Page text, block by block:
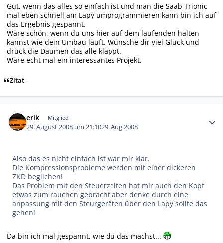
Gut, wenn das alles so einfach ist und man die Saab Trionic
mal eben schnell am Lapy umprogrammieren kann bin ich auf
das Ergebnis gespannt.
Wäre schön, wenn du uns hier auf dem laufenden halten
kannst wie dein Umbau läuft. Wünsche dir viel Glück und
drück die Daumen das alle klappt.
Wäre echt mal ein interessantes Projekt.
Zitat
erik Mitglied
29. August 2008 um 21:1029. Aug 2008
Also das es nicht einfach ist war mir klar.
Die Kompressionsprobleme werden mit einer dickeren
ZKD beglichen!
Das Problem mit den Steuerzeiten hat mir auch den Kopf
etwas zum rauchen gebracht aber denke durch eine
anpassung mit den Steurgeräten über den Lapy sollte das
gehen!
Da bin ich mal gespannt, wie du das machst...